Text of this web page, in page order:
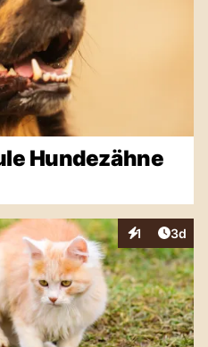
Hundezähne
1
Interaktionen
3d